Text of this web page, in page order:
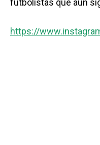
https://